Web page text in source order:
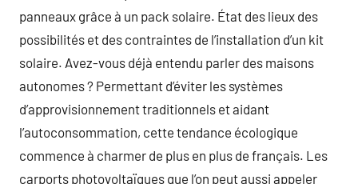
panneaux grâce à un pack solaire. État des lieux des
possibilités et des contraintes de l’installation d’un kit
solaire. Avez-vous déjà entendu parler des maisons
autonomes ? Permettant d’éviter les systèmes
d’approvisionnement traditionnels et aidant
l’autoconsommation, cette tendance écologique
commence à charmer de plus en plus de français. Les
carports photovoltaïques que l’on peut aussi appeler